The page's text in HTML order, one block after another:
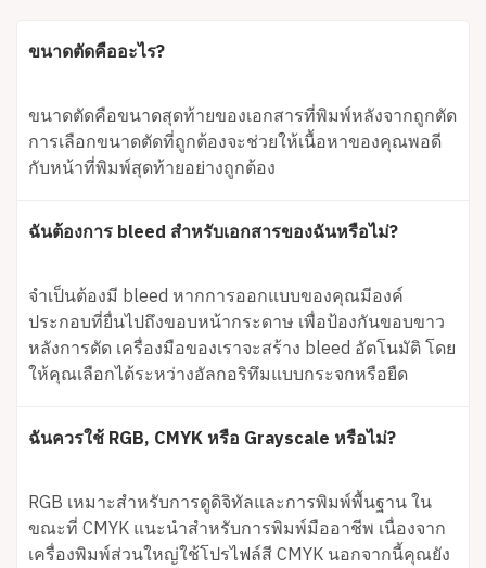
ขนาดตัดคืออะไร?
ขนาดตัดคือขนาดสุดท้ายของเอกสารที่พิมพ์หลังจากถูกตัด
การเลือกขนาดตัดที่ถูกต้องจะช่วยให้เนื้อหาของคุณพอดี
กับหน้าที่พิมพ์สุดท้ายอย่างถูกต้อง
ฉันต้องการ bleed สำหรับเอกสารของฉันหรือไม่?
จำเป็นต้องมี bleed หากการออกแบบของคุณมีองค์
ประกอบที่ยื่นไปถึงขอบหน้ากระดาษ เพื่อป้องกันขอบขาว
หลังการตัด เครื่องมือของเราจะสร้าง bleed อัตโนมัติ โดย
ให้คุณเลือกได้ระหว่างอัลกอริทึมแบบกระจกหรือยืด
ฉันควรใช้ RGB, CMYK หรือ Grayscale หรือไม่?
RGB เหมาะสำหรับการดูดิจิทัลและการพิมพ์พื้นฐาน ใน
ขณะที่ CMYK แนะนำสำหรับการพิมพ์มืออาชีพ เนื่องจาก
เครื่องพิมพ์ส่วนใหญ่ใช้โปรไฟล์สี CMYK นอกจากนี้คุณยัง